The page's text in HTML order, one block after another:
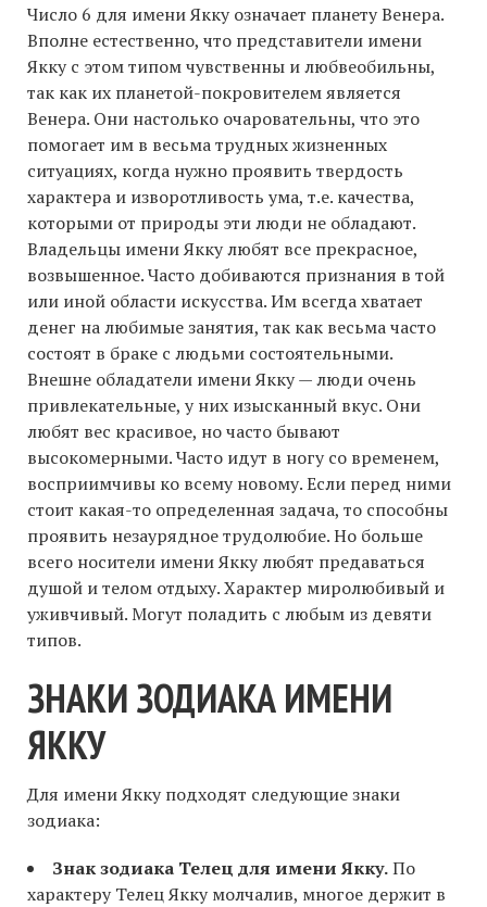
Число 6 для имени Якку означает планету Венера.
Вполне естественно, что представители имени
Якку с этом типом чувственны и любвеобильны,
так как их планетой-покровителем является
Венера. Они настолько очаровательны, что это
помогает им в весьма трудных жизненных
ситуациях, когда нужно проявить твердость
характера и изворотливость ума, т.е. качества,
которыми от природы эти люди не обладают.
Владельцы имени Якку любят все прекрасное,
возвышенное. Часто добиваются признания в той
или иной области искусства. Им всегда хватает
денег на любимые занятия, так как весьма часто
состоят в браке с людьми состоятельными.
Внешне обладатели имени Якку — люди очень
привлекательные, у них изысканный вкус. Они
любят вес красивое, но часто бывают
высокомерными. Часто идут в ногу со временем,
восприимчивы ко всему новому. Если перед ними
стоит какая-то определенная задача, то способны
проявить незаурядное трудолюбие. Но больше
всего носители имени Якку любят предаваться
душой и телом отдыху. Характер миролюбивый и
уживчивый. Могут поладить с любым из девяти
типов.
ЗНАКИ ЗОДИАКА ИМЕНИ
ЯККУ
Для имени Якку подходят следующие знаки
зодиака:
Знак зодиака Телец для имени Якку.По
характеру Телец Якку молчалив, многое держит в